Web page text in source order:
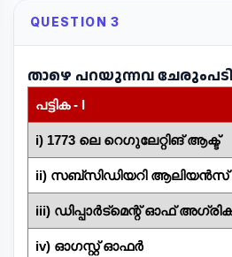
QUESTION 3
താഴെ പറയുന്നവ
പട്ടിക - I
i) 1773 ലെ റെഗുലേറ്റിങ് ആക്ട്
ii) സബ്സിഡിയറി ആലിയൻസ്
iii) ഡിപ്പാർട്മെന്റ് ഓഫ്
iv) ഓഗസ്റ്റ് ഓഫർ